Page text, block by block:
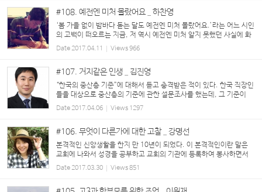
#108. 예전엔 미처 몰랐어요 _ 하찬영
‘봄 가을 없이 밤바다 돋는 달도 예전엔 미처 몰랐어요.’라는 어느 시인
의 고백이 떠오르는 지금, 저 역시 예전엔 미처 알지 못했던 사실에 화
들짝 놀란 가슴을 쓸어내리며 마감 기한을 훌쩍 넘긴 지금 급하게 자판
을 두드리고 있는 중입니다. ...
Date2017.04.11 Views966
#107. 거지같은 인생 _ 김진영
“한국의 중산층 기준”에 대해서 듣고 충격받은 적이 있다. 한국 직장인
들을 대상으로 중산층의 기준에 관한 설문조사를 했는데, 그 기준이
“① 부채 없는 아파트 30평 이상 소유, ② 월 급여 500만 원 이상, ③
자동차는 2,000cc급 이상 중형...
Date2017.04.06 Views 1297
#106. 무엇이 다른가에 대한 고찰 _ 강명선
본격적인 신앙생활을 한지 만 10년이 되었다. 이 본격적인이란 말은
교회에 나와서 성경을 공부하고 교회의 기관에 등록하여 봉사하면서
정기적인 주일성수와 십일조를 드린 신앙생활의 기간이며...
Date2017.03.30 Views851